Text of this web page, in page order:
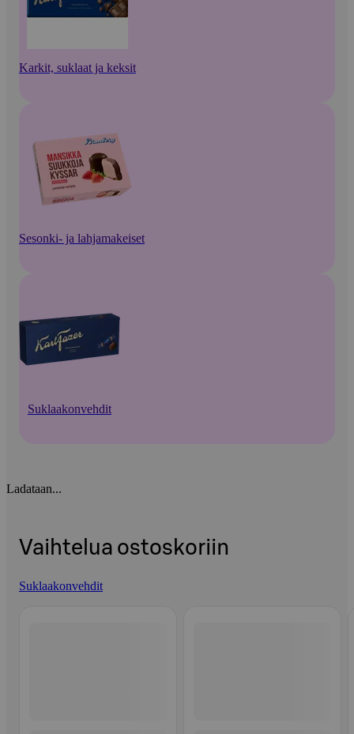
Karkit, suklaat ja keksit
Sesonki- ja lahjamakeiset
Suklaakonvehdit
Ladataan...
Vaihtelua ostoskoriin
Suklaakonvehdit